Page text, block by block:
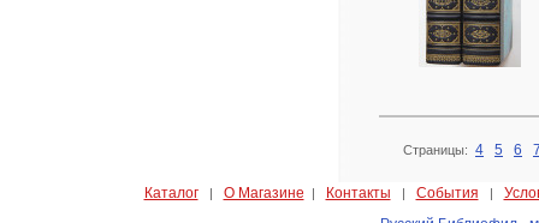
Страницы: 4 5 6
Каталог| О Магазине | Контакты | События |